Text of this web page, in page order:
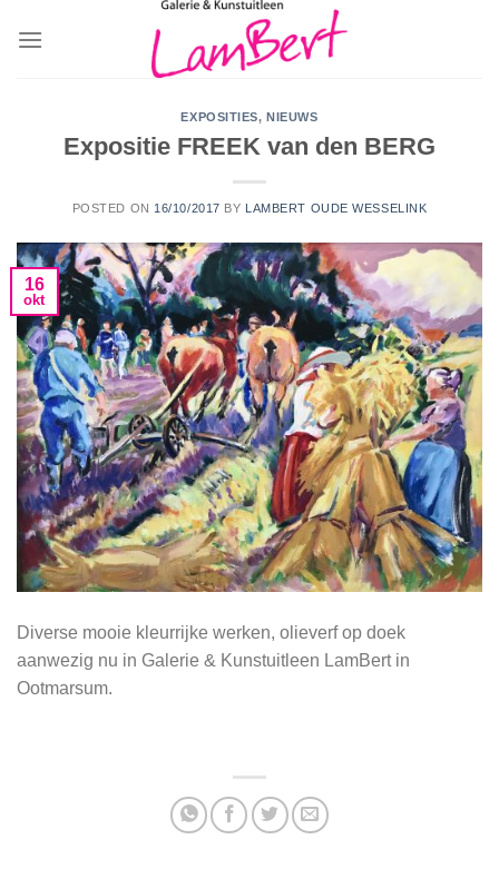
EXPOSITIES,NIEUWS
Expositie FREEK van den BERG
POSTED ON 16/10/2017 BY LAMBERT OUDE WESSELINK
16
okt
Diverse mooie kleurrijke werken, olieverf op doek
aanwezig nu in Galerie & Kunstuitleen LamBert in
Ootmarsum.